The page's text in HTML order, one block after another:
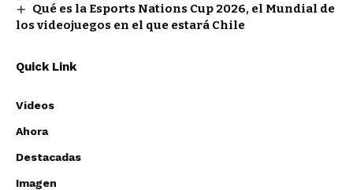
Qué es la Esports Nations Cup 2026, el Mundial de
los videojuegos en el que estará Chile
Quick Link
Videos
Ahora
Destacadas
Imagen